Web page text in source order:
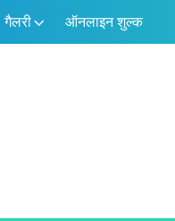
गैलरी ऑनलाइन शुल्क